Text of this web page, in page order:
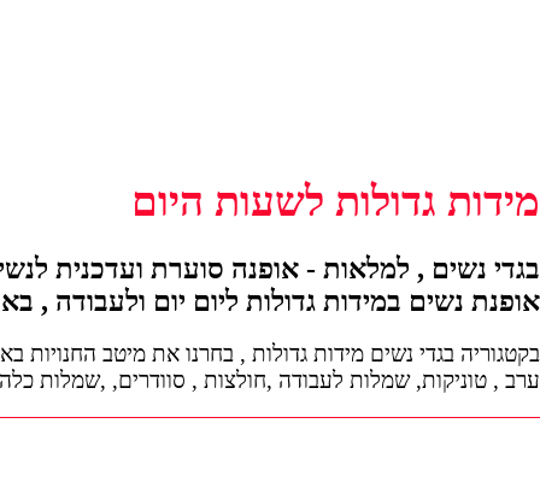
מידות גדולות לשעות היום
בגדי נשים , למלאות - אופנה סוערת ועדכנית
אופנת נשים במידות גדולות ליום יום ולעבודה ,
בקטגוריה בגדי נשים מידות גדולות , בחרנו את מיטב
ערב , טוניקות, שמלות לעבודה ,חולצות , סוודרים, ,שמלות